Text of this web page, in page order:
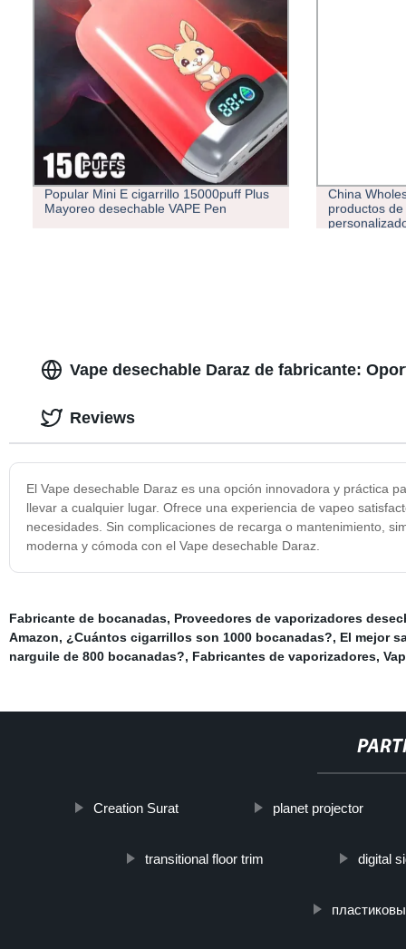
Popular Mini E cigarrillo 15000puff Plus
Mayoreo desechable VAPE Pen
China
productos
Vape desechable Daraz de fabricante:
El Vape desechable Daraz es una opción innovadora y práctica
llevar a cualquier lugar. Ofrece una experiencia de vapeo
necesidades. Sin complicaciones de recarga o mantenimiento,
moderna y cómoda con el Vape desechable Daraz.
Reviews
Fabricante de bocanadas, Proveedores de vaporizadores
Amazon, ¿Cuántos cigarrillos son 1000 bocanadas?, El mejor
narguile de 800 bocanadas?, Fabricantes de vaporizadores,
Creation Surat planet projector
transitional floor trim digital